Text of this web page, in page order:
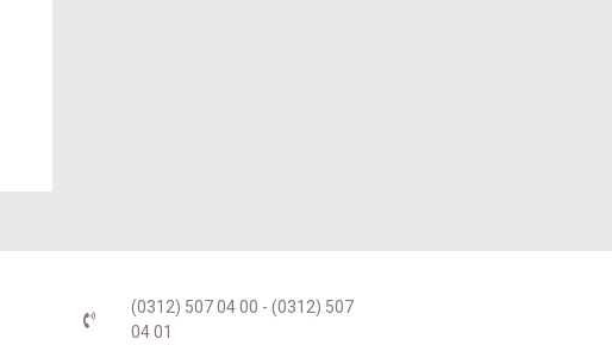
(0312) 507 04 00 - (0312) 507
04 01